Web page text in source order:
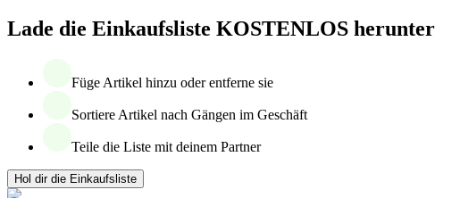
Lade die Einkaufsliste KOSTENLOS herunter
Füge Artikel hinzu oder entferne sie
Sortiere Artikel nach Gängen im Geschäft
Teile die Liste mit deinem Partner
Hol dir die Einkaufsliste